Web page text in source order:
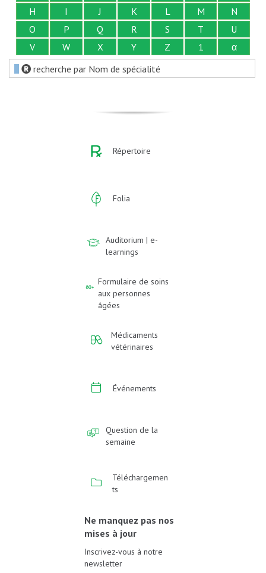
H
I J K L M
N
O
P Q R S T
U
V
W X Y Z 1
α
recherche par Nom de spécialité
Répertoire
Folia
Auditorium | e-
learnings
Formulaire de soins
aux personnes
âgées
Médicaments
vétérinaires
Événements
Question de la
semaine
Téléchargemen
ts
Ne manquez pas nos
mises à jour
Inscrivez-vous à notre
newsletter